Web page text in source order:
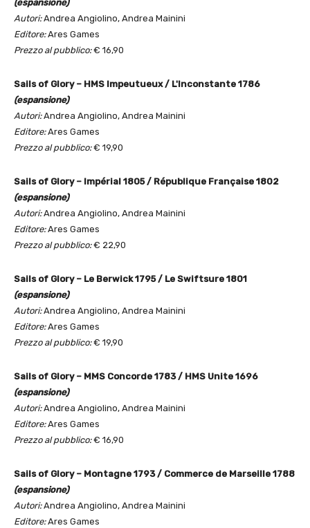
(espansione)
Autori:Andrea Angiolino, Andrea Mainini
Editore:Ares Games
Prezzo al pubblico:€ 16,90
Sails of Glory – HMS Impeutueux / L'Inconstante 1786
(espansione)
Autori:Andrea Angiolino, Andrea Mainini
Editore:Ares Games
Prezzo al pubblico:€ 19,90
Sails of Glory – Impérial 1805 / République Française 1802
(espansione)
Autori:Andrea Angiolino, Andrea Mainini
Editore:Ares Games
Prezzo al pubblico:€ 22,90
Sails of Glory – Le Berwick 1795 / Le Swiftsure 1801
(espansione)
Autori:Andrea Angiolino, Andrea Mainini
Editore:Ares Games
Prezzo al pubblico:€ 19,90
Sails of Glory – MMS Concorde 1783 / HMS Unite 1696
(espansione)
Autori:Andrea Angiolino, Andrea Mainini
Editore:Ares Games
Prezzo al pubblico:€ 16,90
Sails of Glory – Montagne 1793 / Commerce de Marseille 1788
(espansione)
Autori:Andrea Angiolino, Andrea Mainini
Editore:Ares Games